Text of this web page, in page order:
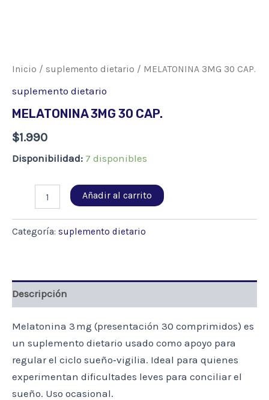
Inicio / suplemento dietario / MELATONINA 3MG 30 CAP.
suplemento dietario
MELATONINA 3MG 30 CAP.
$1.990
Disponibilidad: 7 disponibles
cantidad
Añadir al carrito
Categoría: suplemento dietario
Descripción
Melatonina 3 mg (presentación 30 comprimidos) es
un suplemento dietario usado como apoyo para
regular el ciclo sueño‑vigilia. Ideal para quienes
experimentan dificultades leves para conciliar el
sueño. Uso ocasional.